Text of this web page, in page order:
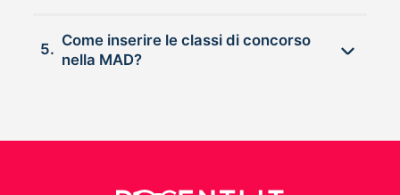
5.
Come inserire le classi di concorso
nella MAD?